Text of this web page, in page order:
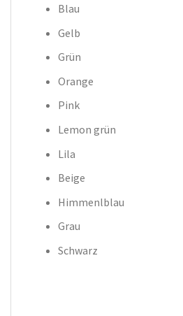
Blau
Gelb
Grün
Orange
Pink
Lemon grün
Lila
Beige
Himmenlblau
Grau
Schwarz